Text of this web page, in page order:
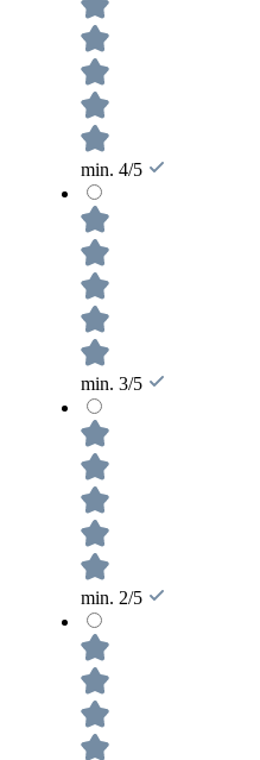
min. 4/5
min. 3/5
min. 2/5